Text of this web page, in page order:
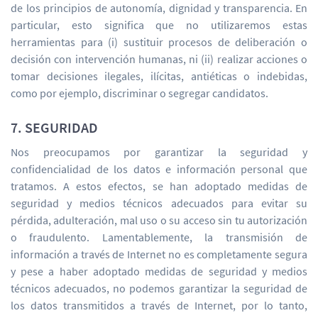
de los principios de autonomía, dignidad y transparencia. En
particular, esto significa que no utilizaremos estas
herramientas para (i) sustituir procesos de deliberación o
decisión con intervención humanas, ni (ii) realizar acciones o
tomar decisiones ilegales, ilícitas, antiéticas o indebidas,
como por ejemplo, discriminar o segregar candidatos.
7. SEGURIDAD
Nos preocupamos por garantizar la seguridad y
confidencialidad de los datos e información personal que
tratamos. A estos efectos, se han adoptado medidas de
seguridad y medios técnicos adecuados para evitar su
pérdida, adulteración, mal uso o su acceso sin tu autorización
o fraudulento. Lamentablemente, la transmisión de
información a través de Internet no es completamente segura
y pese a haber adoptado medidas de seguridad y medios
técnicos adecuados, no podemos garantizar la seguridad de
los datos transmitidos a través de Internet, por lo tanto,